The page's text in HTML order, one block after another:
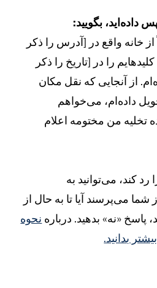
بگویید:
واقع در [آدرس را ذکر
را در [تاریخ را ذکر
از آنجایی که نقل مکان
داده‌ام، می‌خواهم
من مختومه اعلام
می‌توانید به
می‌پرسند آیا تا به حال از
«نه» بدهید. دربارهنحوه
بدانید.